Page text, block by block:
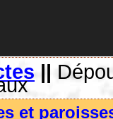
||
et